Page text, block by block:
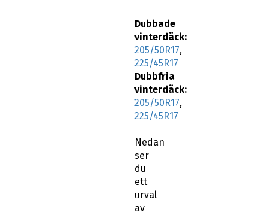
Dubbade
vinterdäck:
205/50R17,
225/45R17
Dubbfria
vinterdäck:
205/50R17,
225/45R17
Nedan
ser
du
ett
urval
av